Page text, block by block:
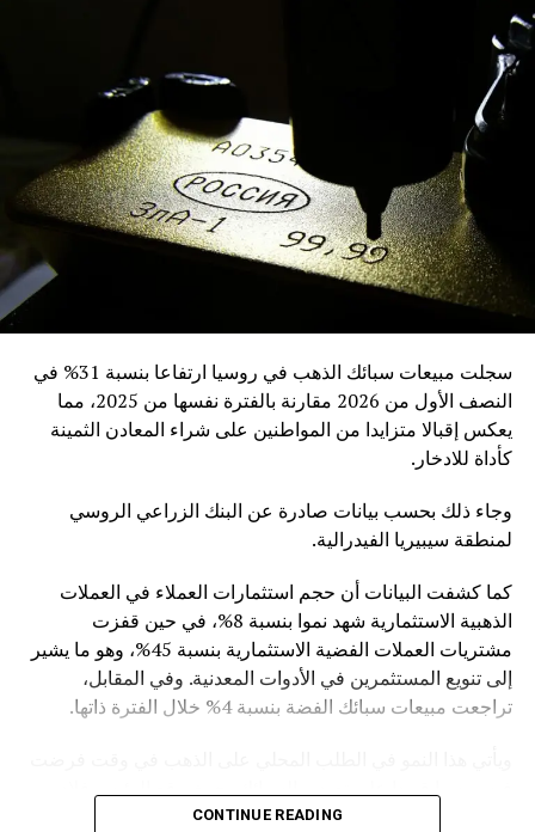
سجلت مبيعات سبائك الذهب في روسيا ارتفاعا بنسبة 31% في
النصف الأول من 2026 مقارنة بالفترة نفسها من 2025، مما
يعكس إقبالا متزايدا من المواطنين على شراء المعادن الثمينة
كأداة للادخار.
وجاء ذلك بحسب بيانات صادرة عن البنك الزراعي الروسي
لمنطقة سيبيريا الفيدرالية.
كما كشفت البيانات أن حجم استثمارات العملاء في العملات
الذهبية الاستثمارية شهد نموا بنسبة 8%، في حين قفزت
مشتريات العملات الفضية الاستثمارية بنسبة 45%، وهو ما يشير
إلى تنويع المستثمرين في الأدوات المعدنية. وفي المقابل،
تراجعت مبيعات سبائك الفضة بنسبة 4% خلال الفترة ذاتها.
بوتين في مارس الماضي مرسوما يمنع تصدير سبائك الذهب التي
CONTINUE READING